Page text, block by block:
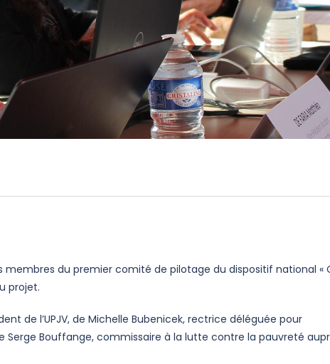
membres du premier comité de pilotage du dispositif national «
projet.
de l’UPJV, de Michelle Bubenicek, rectrice déléguée pour
Serge Bouffange, commissaire à la lutte contre la pauvreté